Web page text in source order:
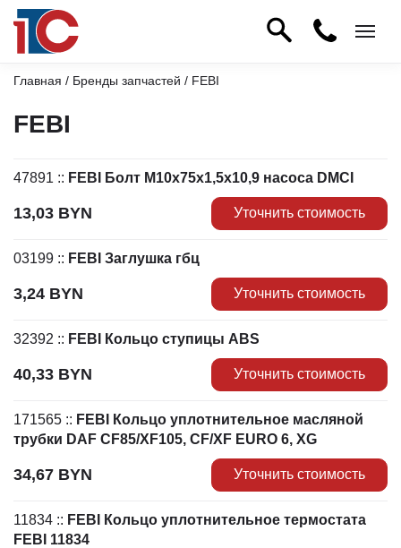
Главная / Бренды запчастей / FEBI
FEBI
47891 :: FEBI Болт М10x75x1,5x10,9 насоса DMCI
13,03 BYN Уточнить стоимость
03199 :: FEBI Заглушка гбц
3,24 BYN Уточнить стоимость
32392 :: FEBI Кольцо ступицы ABS
40,33 BYN Уточнить стоимость
171565 :: FEBI Кольцо уплотнительное масляной
трубки DAF CF85/XF105, CF/XF EURO 6, XG
34,67 BYN Уточнить стоимость
11834 :: FEBI Кольцо уплотнительное термостата
FEBI 11834